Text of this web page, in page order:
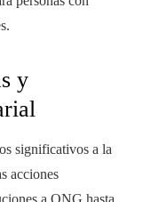
y
significativos a la
acciones